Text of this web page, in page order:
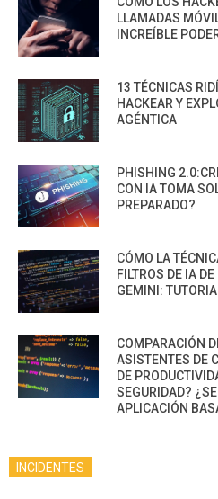
LLAMADAS
INCREÍBLE
13 TÉCNICAS
HACKEAR Y
AGÉNTICA
PHISHING
CON IA TOMA
PREPARADO?
CÓMO LA
FILTROS DE IA
GEMINI:
COMPARACIÓN
ASISTENTES DE
DE
SEGURIDAD?
APLICACIÓN
INCIDENTES